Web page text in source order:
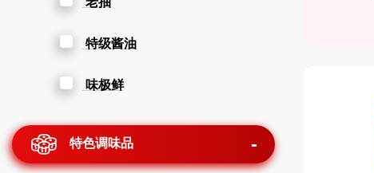
特级酱油
味极鲜
特色调味品